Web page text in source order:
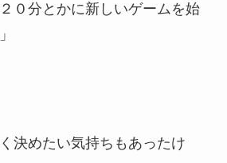
０分とかに新しいゲームを始
決めたい気持ちもあったけ